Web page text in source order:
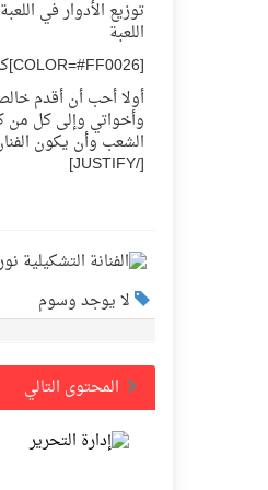
توزيع الأدوار في
اللعبة
[COLOR=#FF0026]كلمة أخيرة تودين أن تقوليها من خلال صحيفة أخبار ؟[/COLOR]
أولا أحب أن أقدم
وأخواتي وإلى كل من
[/JUSTIFY]
لا يوجد وسوم
المحتوى التالي